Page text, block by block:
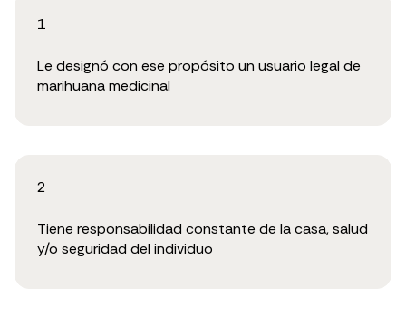
1
Le designó con ese propósito un usuario legal de
marihuana medicinal
2
Tiene responsabilidad constante de la casa, salud
y/o seguridad del individuo